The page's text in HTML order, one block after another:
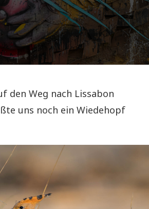
den Weg nach Lissabon
uns noch ein Wiedehopf